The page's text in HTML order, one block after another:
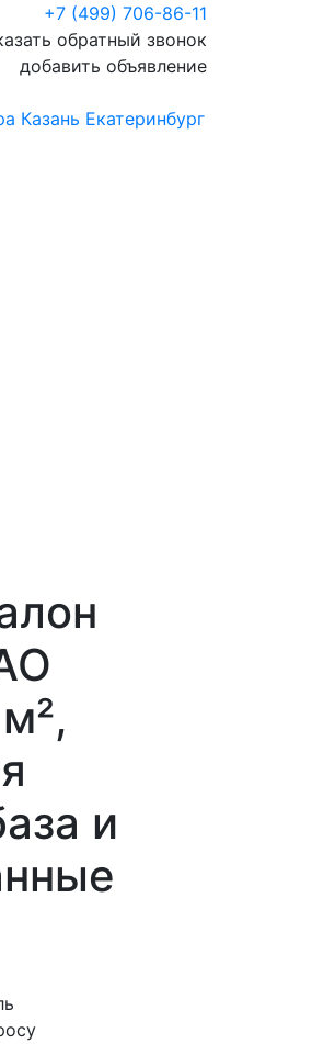
+7 (499) 706-86-11
обратный звонок
добавить объявление
Казань Екатеринбург
и